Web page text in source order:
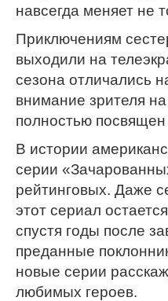
навсегда меняет не
Приключениям
выходили на
сезона отличались
внимание зрителя
полностью
В истории
серии
рейтинговых. Даже
этот сериал
спустя годы после
преданные
новые серии
любимых героев.